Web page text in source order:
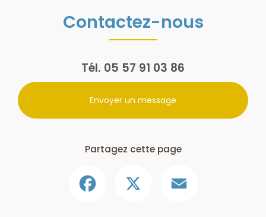
Contactez-nous
Tél. 05 57 91 03 86
Envoyer un message
Partagez cette page